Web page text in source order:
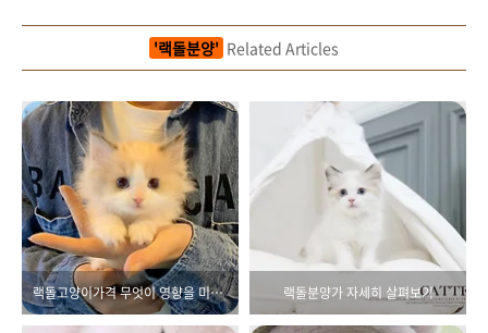
'랙돌분양' Related Articles
랙돌고양이가격 무엇이 영향을 미치고, 어떻게 결정될까? 랙돌분양가 자세히 살펴보기